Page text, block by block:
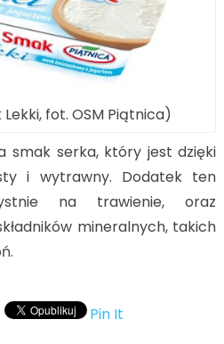
fot. OSM Piątnica)
smak serka, który jest dzięki
i wytrawny. Dodatek ten
na trawienie, oraz
mineralnych, takich
Pin It